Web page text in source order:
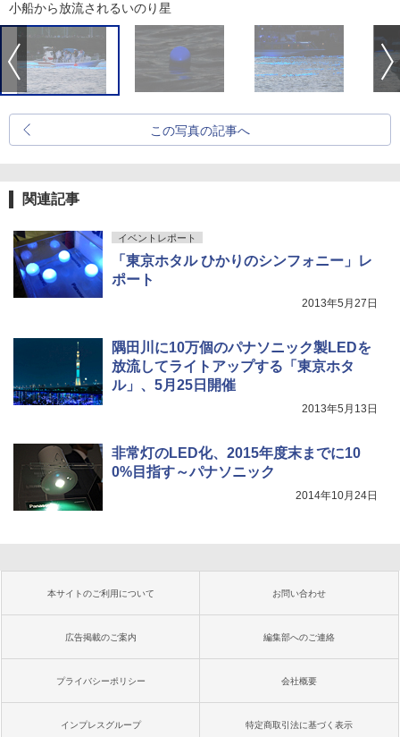
小船から放流されるいのり星
この写真の記事へ
関連記事
イベントレポート
「東京ホタル ひかりのシンフォニー」レ
ポート
2013年5月27日
隅田川に10万個のパナソニック製LEDを
放流してライトアップする「東京ホタ
ル」、5月25日開催
2013年5月13日
非常灯のLED化、2015年度末までに10
0%目指す～パナソニック
2014年10月24日
本サイトのご利用について お問い合わせ
広告掲載のご案内 編集部へのご連絡
プライバシーポリシー 会社概要
インプレスグループ 特定商取引法に基づく表示